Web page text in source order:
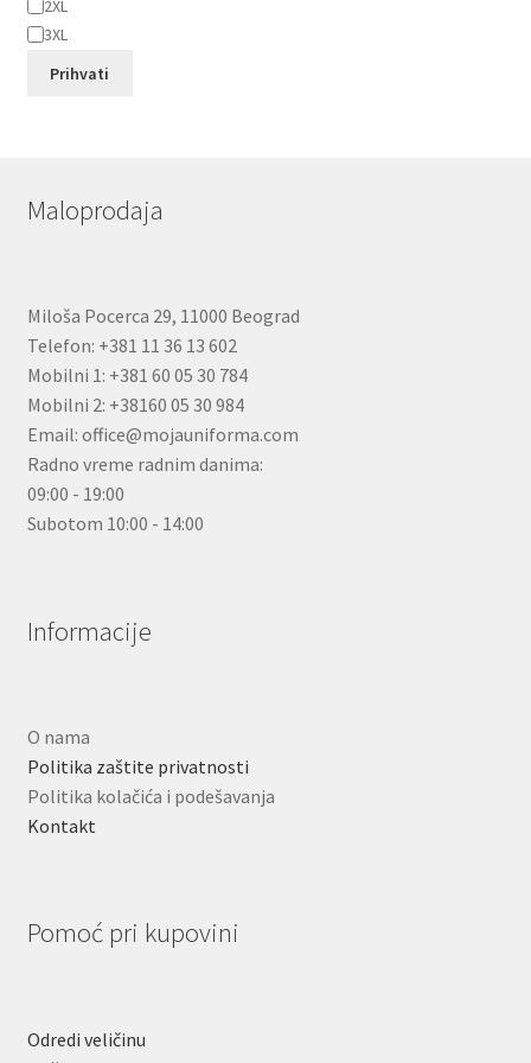
2XL
3XL
Prihvati
Maloprodaja
Miloša Pocerca 29, 11000 Beograd
Telefon: +381 11 36 13 602
Mobilni 1: +381 60 05 30 784
Mobilni 2: +38160 05 30 984
Email: office@mojauniforma.com
Radno vreme radnim danima:
09:00 - 19:00
Subotom 10:00 - 14:00
Informacije
O nama
Politika zaštite privatnosti
Politika kolačića i podešavanja
Kontakt
Pomoć pri kupovini
Odredi veličinu